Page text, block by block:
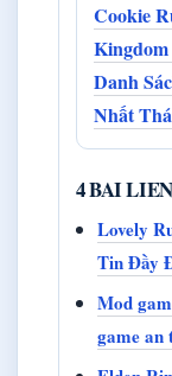
Cookie
Kingdom
Danh
Nhất
4 BAI
Lovely
Tin Đầy
Mod
game an